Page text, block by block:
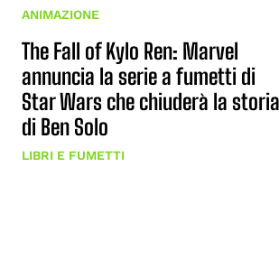
ANIMAZIONE
The Fall of Kylo Ren: Marvel
annuncia la serie a fumetti di
Star Wars che chiuderà la storia
di Ben Solo
LIBRI E FUMETTI